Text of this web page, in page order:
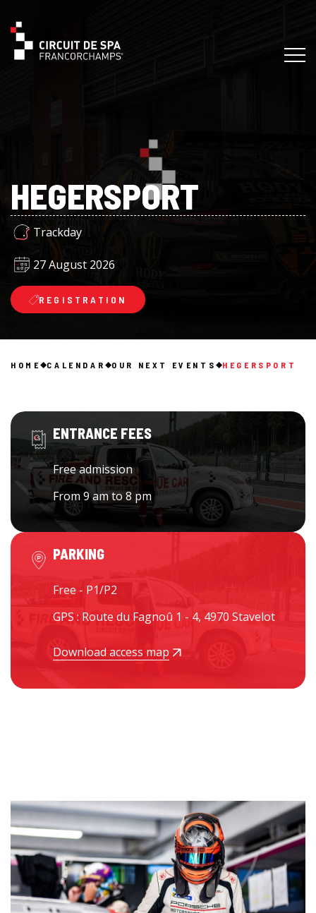
HEGERSPORT
Trackday
27 August 2026
REGISTRATION
HOME CALENDAR OUR NEXT EVENTS HEGERSPORT
ENTRANCE FEES
Free admission
From 9 am to 8 pm
PARKING
Free - P1/P2
GPS : Route du Fagnoû 1 - 4, 4970 Stavelot
Download access map